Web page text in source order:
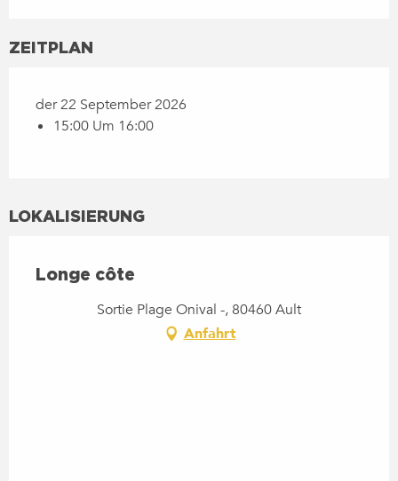
ZEITPLAN
der 22 September 2026
15:00 Um 16:00
LOKALISIERUNG
Longe côte
Sortie Plage Onival -, 80460 Ault
Anfahrt